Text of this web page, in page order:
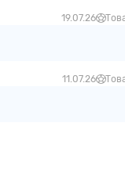
19.07.26
11.07.26